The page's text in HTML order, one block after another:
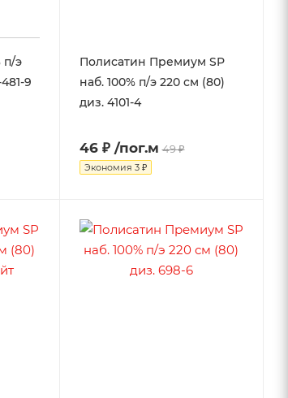
п/э
9
Полисатин Премиум SP
наб. 100% п/э 220 см (80)
диз. 4101-4
46 ₽ /пог.м 49 ₽
Экономия 3 ₽